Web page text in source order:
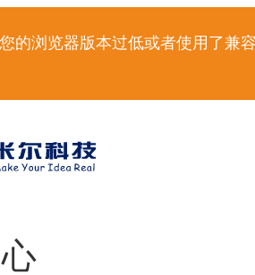
的浏览器版本过低或者使用了兼